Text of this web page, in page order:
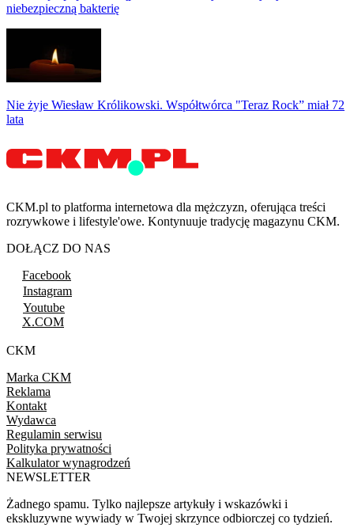
niebezpieczną bakterię
Nie żyje Wiesław Królikowski. Współtwórca "Teraz Rock” miał 72
lata
CKM.pl to platforma internetowa dla mężczyzn, oferująca treści
rozrywkowe i lifestyle'owe. Kontynuuje tradycję magazynu CKM.
DOŁĄCZ DO NAS
Facebook
Instagram
Youtube
X.COM
CKM
Marka CKM
Reklama
Kontakt
Wydawca
Regulamin serwisu
Polityka prywatności
Kalkulator wynagrodzeń
NEWSLETTER
Żadnego spamu. Tylko najlepsze artykuły i wskazówki i
ekskluzywne wywiady w Twojej skrzynce odbiorczej co tydzień.